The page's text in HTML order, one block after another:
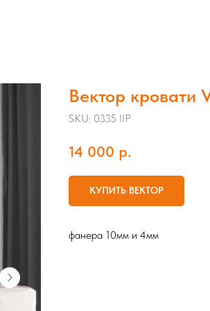
Вектор кровати
SKU: 0335 IIP
14 000 р.
КУПИТЬ ВЕКТОР
фанера 10мм и 4мм